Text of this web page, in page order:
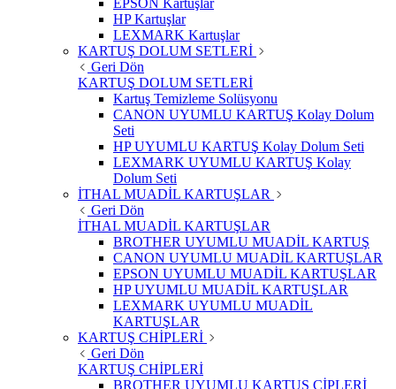
EPSON Kartuşlar
HP Kartuşlar
LEXMARK Kartuşlar
KARTUŞ DOLUM SETLERİ
Geri Dön
KARTUŞ DOLUM SETLERİ
Kartuş Temizleme Solüsyonu
CANON UYUMLU KARTUŞ Kolay Dolum
Seti
HP UYUMLU KARTUŞ Kolay Dolum Seti
LEXMARK UYUMLU KARTUŞ Kolay
Dolum Seti
İTHAL MUADİL KARTUŞLAR
Geri Dön
İTHAL MUADİL KARTUŞLAR
BROTHER UYUMLU MUADİL KARTUŞ
CANON UYUMLU MUADİL KARTUŞLAR
EPSON UYUMLU MUADİL KARTUŞLAR
HP UYUMLU MUADİL KARTUŞLAR
LEXMARK UYUMLU MUADİL
KARTUŞLAR
KARTUŞ CHİPLERİ
Geri Dön
KARTUŞ CHİPLERİ
BROTHER UYUMLU KARTUŞ ÇİPLERİ